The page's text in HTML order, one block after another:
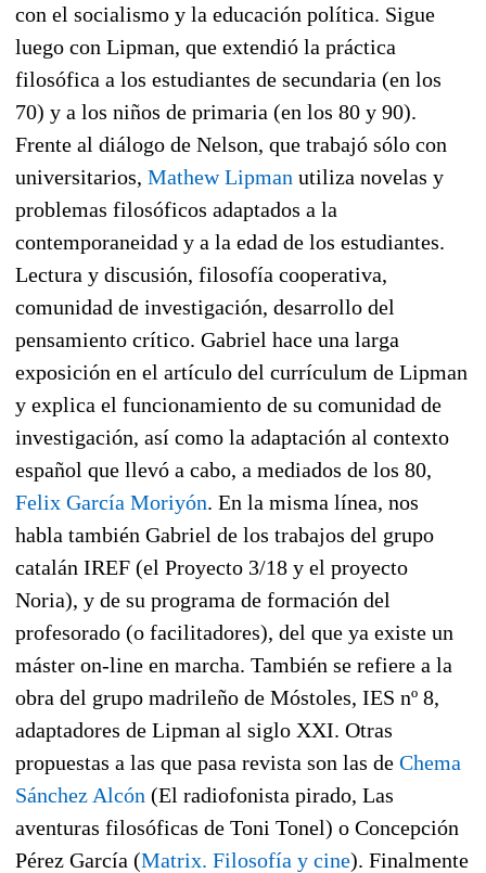
con el socialismo y la educación política. Sigue
luego con Lipman, que extendió la práctica
filosófica a los estudiantes de secundaria (en los
70) y a los niños de primaria (en los 80 y 90).
Frente al diálogo de Nelson, que trabajó sólo con
universitarios, Mathew Lipman utiliza novelas y
problemas filosóficos adaptados a la
contemporaneidad y a la edad de los estudiantes.
Lectura y discusión, filosofía cooperativa,
comunidad de investigación, desarrollo del
pensamiento crítico. Gabriel hace una larga
exposición en el artículo del currículum de Lipman
y explica el funcionamiento de su comunidad de
investigación, así como la adaptación al contexto
español que llevó a cabo, a mediados de los 80,
Felix García Moriyón. En la misma línea, nos
habla también Gabriel de los trabajos del grupo
catalán IREF (el Proyecto 3/18 y el proyecto
Noria), y de su programa de formación del
profesorado (o facilitadores), del que ya existe un
máster on-line en marcha. También se refiere a la
obra del grupo madrileño de Móstoles, IES nº 8,
adaptadores de Lipman al siglo XXI. Otras
propuestas a las que pasa revista son las de Chema
Sánchez Alcón (El radiofonista pirado, Las
aventuras filosóficas de Toni Tonel) o Concepción
Pérez García (Matrix. Filosofía y cine). Finalmente